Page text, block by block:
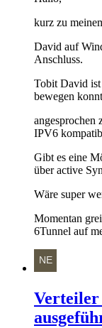
kurz zu
David auf
Anschluss.
Tobit David ist
bewegen
angesprochen
IPV6
Gibt es eine
über active
Wäre super
Momentan
6Tunnel auf